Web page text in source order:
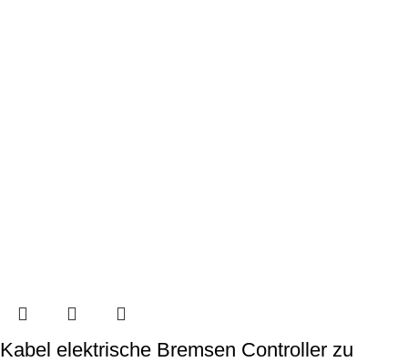
Kabel elektrische Bremsen Controller zu